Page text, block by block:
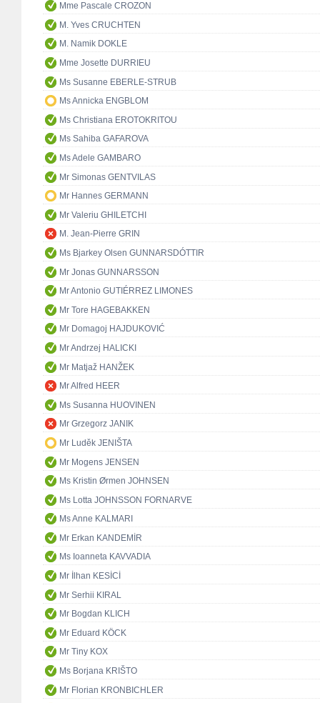
Mme Pascale CROZON
M. Yves CRUCHTEN
M. Namik DOKLE
Mme Josette DURRIEU
Ms Susanne EBERLE-STRUB
Ms Annicka ENGBLOM
Ms Christiana EROTOKRITOU
Ms Sahiba GAFAROVA
Ms Adele GAMBARO
Mr Simonas GENTVILAS
Mr Hannes GERMANN
Mr Valeriu GHILETCHI
M. Jean-Pierre GRIN
Ms Bjarkey Olsen GUNNARSDÓTTIR
Mr Jonas GUNNARSSON
Mr Antonio GUTIÉRREZ LIMONES
Mr Tore HAGEBAKKEN
Mr Domagoj HAJDUKOVIĆ
Mr Andrzej HALICKI
Mr Matjaž HANŽEK
Mr Alfred HEER
Ms Susanna HUOVINEN
Mr Grzegorz JANIK
Mr Luděk JENIŠTA
Mr Mogens JENSEN
Ms Kristin Ørmen JOHNSEN
Ms Lotta JOHNSSON FORNARVE
Ms Anne KALMARI
Mr Erkan KANDEMİR
Ms Ioanneta KAVVADIA
Mr İlhan KESİCİ
Mr Serhii KIRAL
Mr Bogdan KLICH
Mr Eduard KÖCK
Mr Tiny KOX
Ms Borjana KRIŠTO
Mr Florian KRONBICHLER